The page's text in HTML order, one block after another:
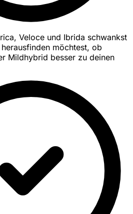
Veloce und Ibrida schwankst
möchtest, ob
Mildhybrid besser zu deinen